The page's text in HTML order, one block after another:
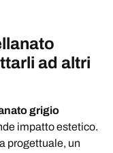
ad altri
grigio
impatto estetico.
progettuale, un